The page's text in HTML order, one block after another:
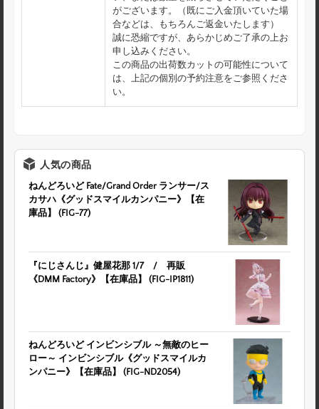
がございます。（既にご入金頂いていた場
合などは、もちろんご返金いたします）
誠に恐縮ですが、あらかじめご了承の上お
申し込みください。
この商品の出荷数カットの可能性について
は、上記の個別の予約注意をご参照くださ
い。
人気の商品
ねんどろいど Fate/Grand Order ランサー/ス
カサハ《グッドスマイルカンパニー》【在
庫品】 (FIG-77)
『にじさんじ』健屋花那 1/7 / 再販
《DMM Factory》【在庫品】 (FIG-IP1811)
ねんどろいど インビンシブル ～無敵のヒー
ロー～ インビンシブル《グッドスマイルカ
ンパニー》【在庫品】 (FIG-ND2054)